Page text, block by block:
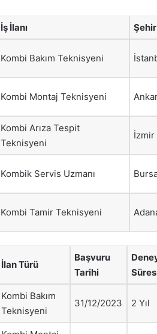
İş İlanı Şehir
Kombi Bakım Teknisyeni
Kombi Montaj Teknisyeni
Kombi Arıza Tespit
Teknisyeni
İzmir
Kombik Servis Uzmanı
Kombi Tamir Teknisyeni
İlan Türü
Başvuru
Tarihi
Kombi Bakım
Teknisyeni
31/12/2023 2 Yıl